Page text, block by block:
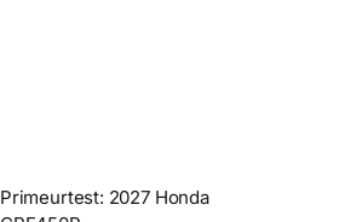
Primeurtest: 2027 Honda